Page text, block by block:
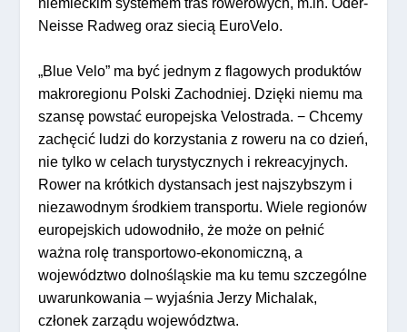
Neisse Radweg oraz siecią EuroVelo.
„Blue Velo” ma być jednym z flagowych produktów
makroregionu Polski Zachodniej. Dzięki niemu ma
szansę powstać europejska Velostrada. − Chcemy
zachęcić ludzi do korzystania z roweru na co dzień,
nie tylko w celach turystycznych i rekreacyjnych.
Rower na krótkich dystansach jest najszybszym i
niezawodnym środkiem transportu. Wiele regionów
europejskich udowodniło, że może on pełnić
ważna rolę transportowo-ekonomiczną, a
województwo dolnośląskie ma ku temu szczególne
uwarunkowania – wyjaśnia Jerzy Michalak,
członek zarządu województwa.